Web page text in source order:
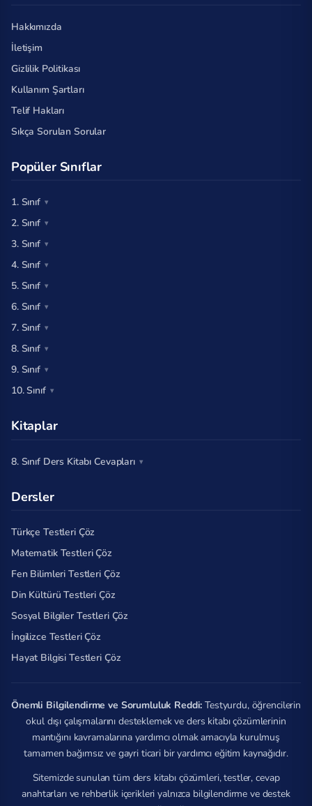
Hakkımızda
İletişim
Gizlilik Politikası
Kullanım Şartları
Telif Hakları
Sıkça Sorulan Sorular
Popüler Sınıflar
1. Sınıf
2. Sınıf
3. Sınıf
4. Sınıf
5. Sınıf
6. Sınıf
7. Sınıf
8. Sınıf
9. Sınıf
10. Sınıf
Kitaplar
8. Sınıf Ders Kitabı Cevapları
Dersler
Türkçe Testleri Çöz
Matematik Testleri Çöz
Fen Bilimleri Testleri Çöz
Din Kültürü Testleri Çöz
Sosyal Bilgiler Testleri Çöz
İngilizce Testleri Çöz
Hayat Bilgisi Testleri Çöz
Önemli Bilgilendirme ve Sorumluluk Reddi: Testyurdu, öğrencilerin
okul dışı çalışmalarını desteklemek ve ders kitabı çözümlerinin
mantığını kavramalarına yardımcı olmak amacıyla kurulmuş
tamamen bağımsız ve gayri ticari bir yardımcı eğitim kaynağıdır.
Sitemizde sunulan tüm ders kitabı çözümleri, testler, cevap
anahtarları ve rehberlik içerikleri yalnızca bilgilendirme ve destek